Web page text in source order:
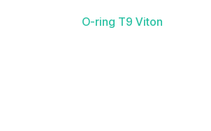
O-ring T9 Viton